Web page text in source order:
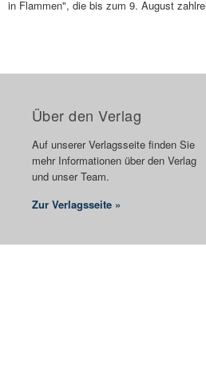
in Flammen", die bis zum 9. August
Über den Verlag
Auf unserer Verlagsseite finden Sie
mehr Informationen über den Verlag
und unser Team.
Zur Verlagsseite »